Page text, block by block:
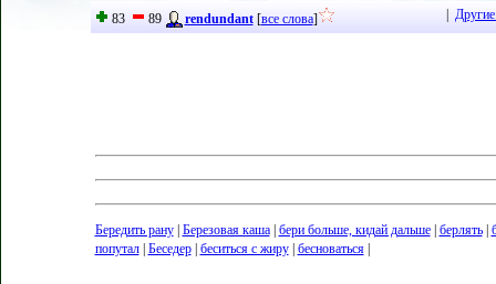
83 89 rendundant[все слова]
Бередить рану| Березовая каша| бери больше, кидай дальше| берлять|
попутал| Беседер| беситься с жиру| бесноваться|